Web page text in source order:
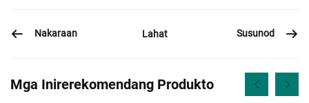
Nakaraan Lahat Susunod
Mga Inirerekomendang Produkto